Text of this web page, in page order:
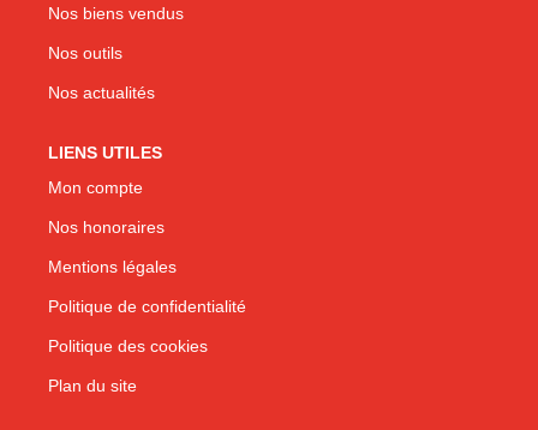
Nos biens vendus
Nos outils
Nos actualités
LIENS UTILES
Mon compte
Nos honoraires
Mentions légales
Politique de confidentialité
Politique des cookies
Plan du site